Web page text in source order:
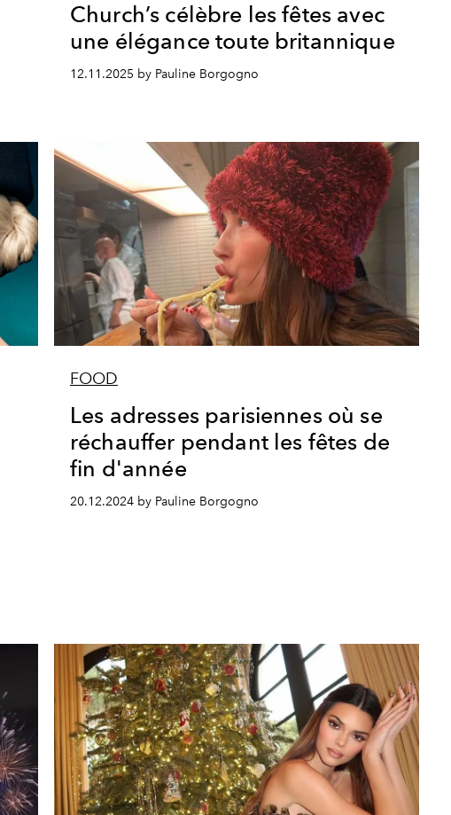
Church’s célèbre les fêtes avec
une élégance toute britannique
12.11.2025 by Pauline Borgogno
FOOD
Les adresses parisiennes où se
réchauffer pendant les fêtes de
fin d'année
20.12.2024 by Pauline Borgogno